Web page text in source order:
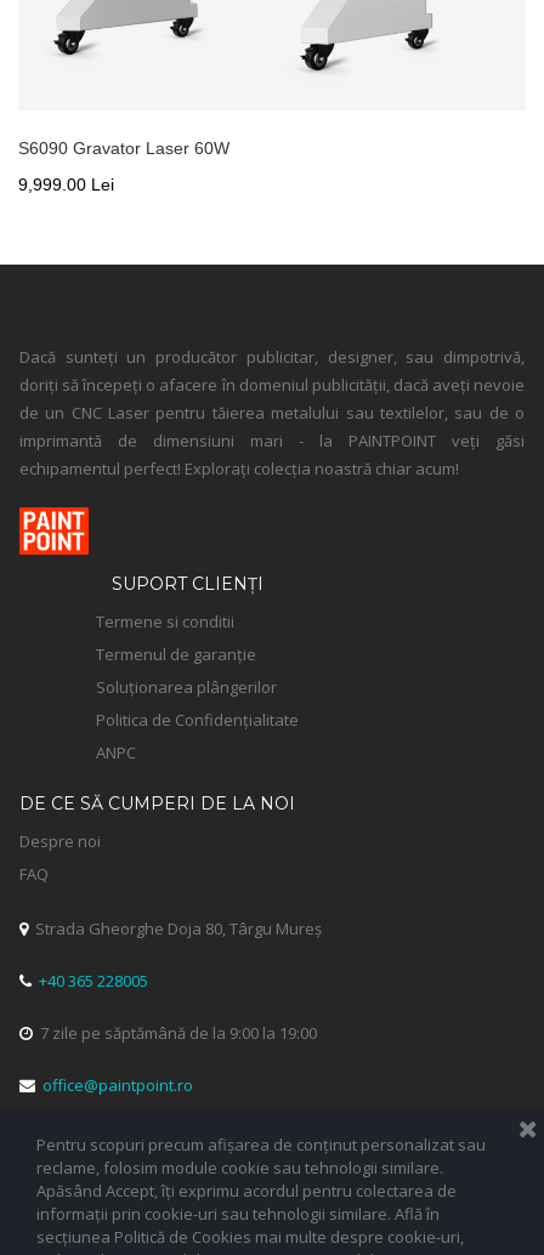
S6090 Gravator Laser 60W
9,999.00 Lei
Dacă sunteți un producător publicitar, designer, sau dimpotrivă,
doriți să începeți o afacere în domeniul publicității, dacă aveți nevoie
de un CNC Laser pentru tăierea metalului sau textilelor, sau de o
imprimantă de dimensiuni mari - la PAINTPOINT veți găsi
echipamentul perfect! Explorați colecția noastră chiar acum!
SUPORT CLIENȚI
Termene si conditii
Termenul de garanție
Soluționarea plângerilor
Politica de Confidențialitate
ANPC
DE CE SĂ CUMPERI DE LA NOI
Despre noi
FAQ
Strada Gheorghe Doja 80, Târgu Mureș
 +40 365 228005
 7 zile pe săptămână de la 9:00 la 19:00
 office@paintpoint.ro
 
Pentru scopuri precum afișarea de conținut personalizat sau
reclame, folosim module cookie sau tehnologii similare.
Apăsând Accept, îți exprimu acordul pentru colectarea de
informații prin cookie-uri sau tehnologii similare. Află în
secțiunea Politică de Cookies mai multe despre cookie-uri,